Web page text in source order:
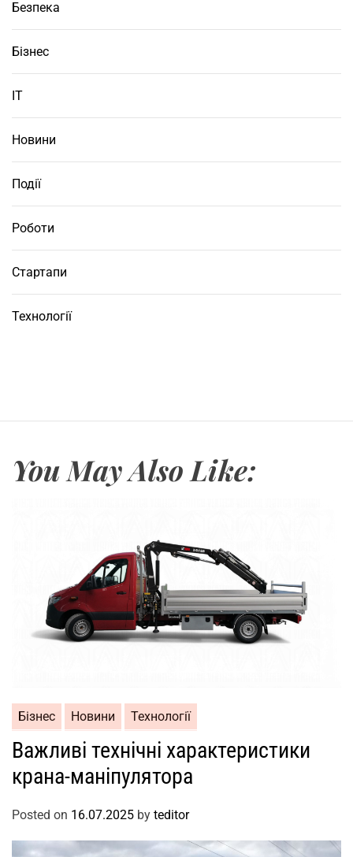
Безпека
Бізнес
ІТ
Новини
Події
Роботи
Стартапи
Технології
You May Also Like:
Бізнес Новини Технології
Важливі технічні характеристики
крана-маніпулятора
Posted on 16.07.2025 by teditor